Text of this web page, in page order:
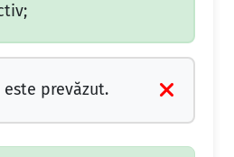
este prevăzut.